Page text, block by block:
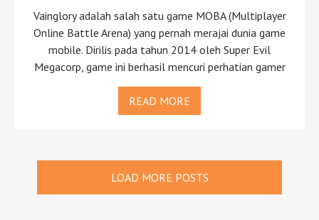
Vainglory adalah salah satu game MOBA (Multiplayer
Online Battle Arena) yang pernah merajai dunia game
mobile. Dirilis pada tahun 2014 oleh Super Evil
Megacorp, game ini berhasil mencuri perhatian gamer
READ MORE
LOAD MORE POSTS